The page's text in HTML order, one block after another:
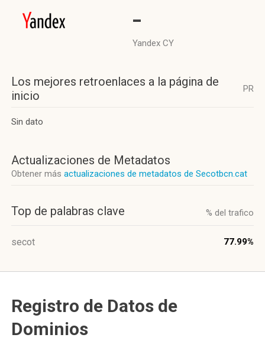
-
Yandex CY
Los mejores retroenlaces a la página de
inicio
PR
Sin dato
Actualizaciones de Metadatos
Obtener más actualizaciones de metadatos de Secotbcn.cat
Top de palabras clave % del trafico
secot 77.99%
Registro de Datos de
Dominios